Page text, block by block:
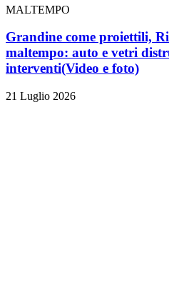
MALTEMPO
Grandine come proiettili,
maltempo: auto e vetri
interventi(Video e foto)
21 Luglio 2026